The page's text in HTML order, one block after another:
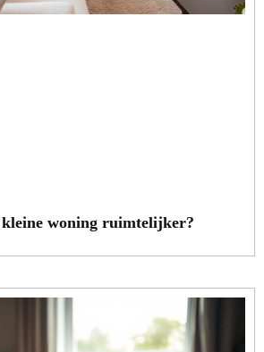
kleine woning ruimtelijker?